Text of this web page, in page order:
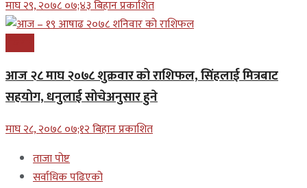
माघ २९, २०७८ ०७;४३ बिहान प्रकाशित
आज २८ माघ २०७८ शुक्रवार को राशिफल, सिंहलाई मित्रबाट
सहयोग, धनुलाई सोचेअनुसार हुने
माघ २८, २०७८ ०७;१२ बिहान प्रकाशित
ताजा पोष्ट
सर्वाधिक पढिएको